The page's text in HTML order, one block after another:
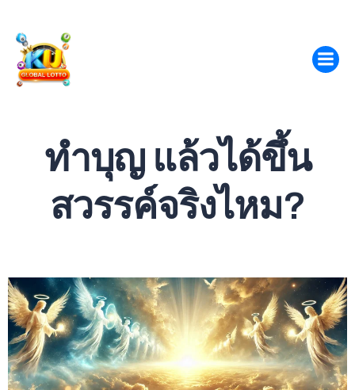
ทำบุญ แล้วได้ขึ้น
สวรรค์จริงไหม?